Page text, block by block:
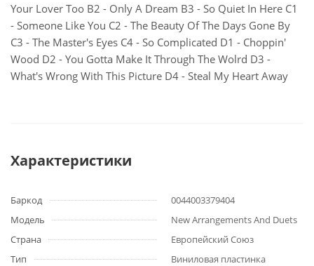
Your Lover Too B2 - Only A Dream B3 - So Quiet In Here C1
- Someone Like You C2 - The Beauty Of The Days Gone By
C3 - The Master's Eyes C4 - So Complicated D1 - Choppin'
Wood D2 - You Gotta Make It Through The Wolrd D3 -
What's Wrong With This Picture D4 - Steal My Heart Away
Характеристики
Баркод
0044003379404
Модель
New Arrangements And Duets
Страна
Европейский Союз
Тип
Виниловая пластинка